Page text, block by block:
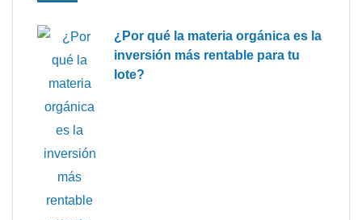
¿Por qué la materia orgánica es la
inversión más rentable para tu
lote?